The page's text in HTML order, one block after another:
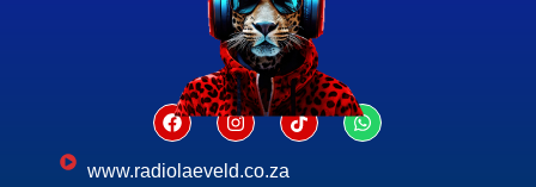
www.radiolaeveld.co.za